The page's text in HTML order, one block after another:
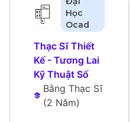
Học
Ocad
Thạc Sĩ Thiết
Kế - Tương Lai
Kỹ Thuật Số
Bằng Thạc Sĩ
(2 Năm)